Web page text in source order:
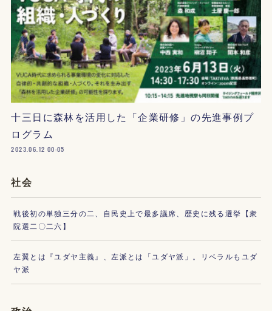
十三日に森林を活用した「企業研修」の先進事例プ
ログラム
2023.06.12 00:05
社会
戦後初の単独三分の二、自民史上で最多議席、歴史に残る選挙【衆
院選二〇二六】
左翼とは『ユダヤ主義』、左派とは「ユダヤ派」。リベラルもユダ
ヤ派